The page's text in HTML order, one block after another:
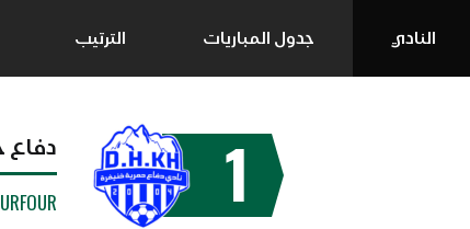
النادي جدول المباريات الترتيب
1 دفاع